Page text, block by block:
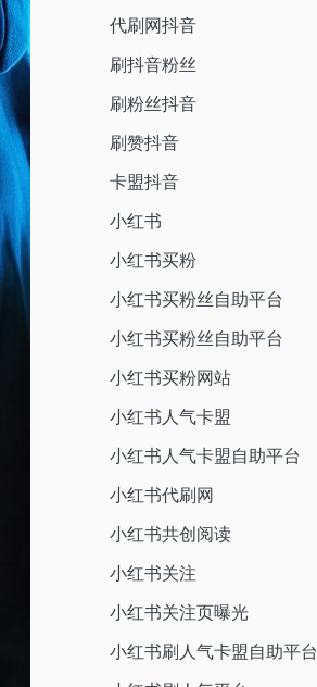
代刷网抖音
刷抖音粉丝
刷粉丝抖音
刷赞抖音
卡盟抖音
小红书
小红书买粉
小红书买粉丝自助平台
小红书买粉丝自助平台
小红书买粉网站
小红书人气卡盟
小红书人气卡盟自助平台
小红书代刷网
小红书共创阅读
小红书关注
小红书关注页曝光
小红书刷人气卡盟自助平台